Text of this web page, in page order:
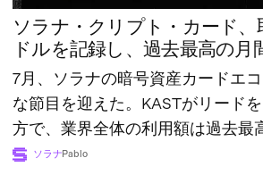
ソラナ・クリプト・カード、
ドルを記録し、過去最高の月
7月、ソラナの暗号資産カードエ
な節目を迎えた。KASTがリード
方で、業界全体の利用額は過去最
ルに達した。
ソラナPablo